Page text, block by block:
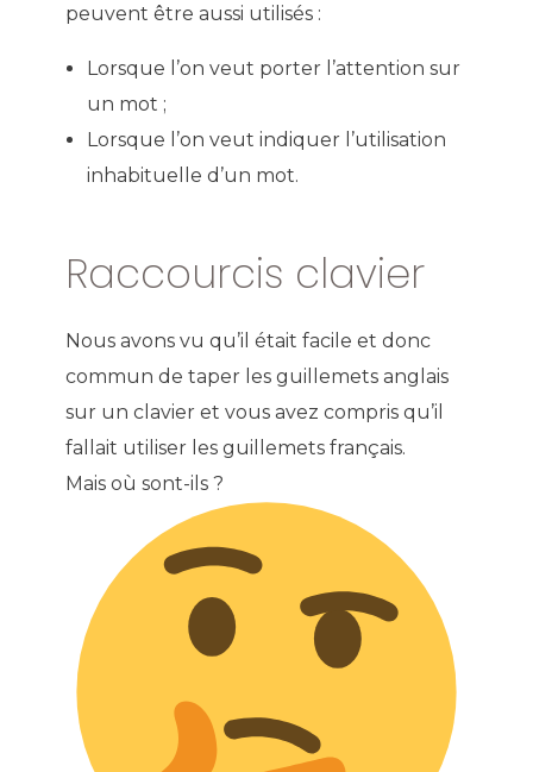
peuvent être aussi utilisés :
Lorsque l’on veut porter l’attention sur
un mot ;
Lorsque l’on veut indiquer l’utilisation
inhabituelle d’un mot.
Raccourcis clavier
Nous avons vu qu’il était facile et donc
commun de taper les guillemets anglais
sur un clavier et vous avez compris qu’il
fallait utiliser les guillemets français.
Mais où sont-ils ?